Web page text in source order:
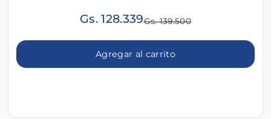
Gs. 128.339Gs. 139.500
Agregar al carrito